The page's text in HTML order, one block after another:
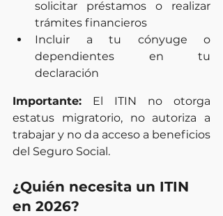
solicitar préstamos o realizar
trámites financieros
Incluir a tu cónyuge o
dependientes en tu
declaración
Importante: El ITIN no otorga
estatus migratorio, no autoriza a
trabajar y no da acceso a beneficios
del Seguro Social.
¿Quién necesita un ITIN
en 2026?